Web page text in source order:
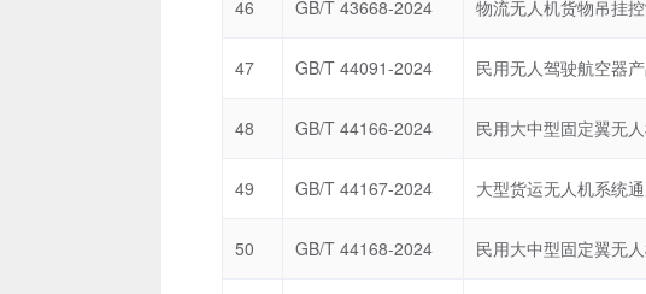
46 GB/T 43668-2024
47 GB/T 44091-2024
48 GB/T 44166-2024
49 GB/T 44167-2024
50 GB/T 44168-2024